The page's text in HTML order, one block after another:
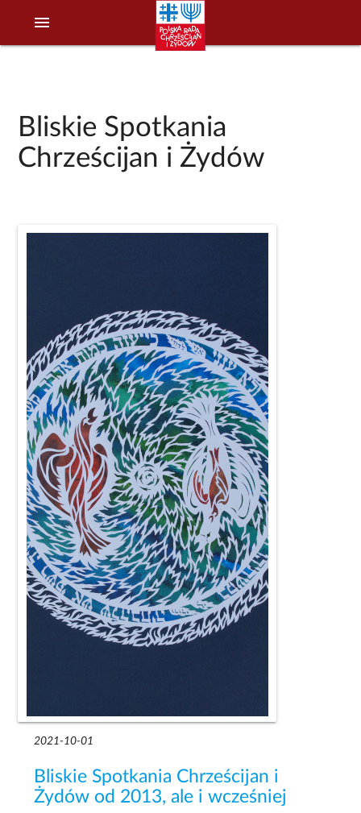
menu
Bliskie Spotkania
Chrześcijan i Żydów
2021-10-01
Bliskie Spotkania Chrześcijan i
Żydów od 2013, ale i wcześniej